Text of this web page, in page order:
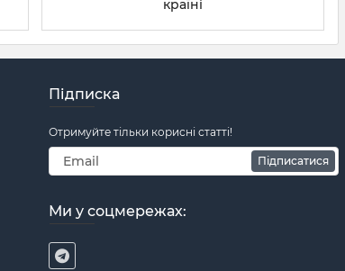
країні
Підписка
Отримуйте тільки корисні статті!
Підписатися
Ми у соцмережах: